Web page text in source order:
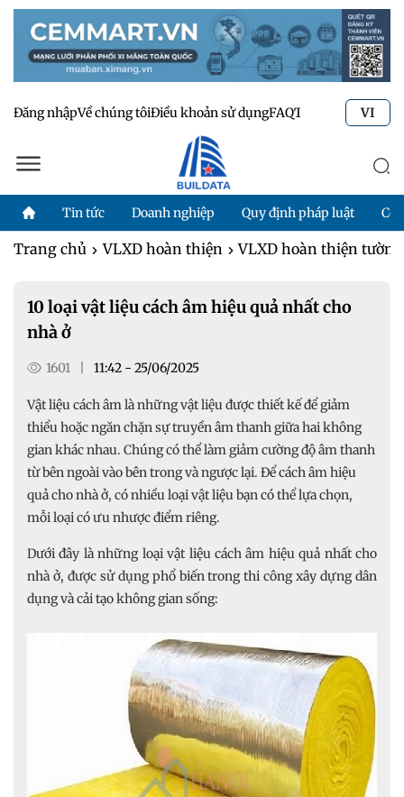
Đăng nhậpVề chúng tôiĐiều khoản sử dụngFAQTư vấn kỹ thuật
VI
Tin tức Doanh nghiệp Quy định pháp luật
Trang chủ VLXD hoàn thiện VLXD hoàn thiện
10 loại vật liệu cách âm hiệu quả nhất cho
nhà ở
1601 11:42 - 25/06/2025
Vật liệu cách âm là những vật liệu được thiết kế để giảm
thiểu hoặc ngăn chặn sự truyền âm thanh giữa hai không
gian khác nhau. Chúng có thể làm giảm cường độ âm thanh
từ bên ngoài vào bên trong và ngược lại. Để cách âm hiệu
quả cho nhà ở, có nhiều loại vật liệu bạn có thể lựa chọn,
mỗi loại có ưu nhược điểm riêng.
Dưới đây là những loại vật liệu cách âm hiệu quả nhất cho
nhà ở, được sử dụng phổ biến trong thi công xây dựng dân
dụng và cải tạo không gian sống: